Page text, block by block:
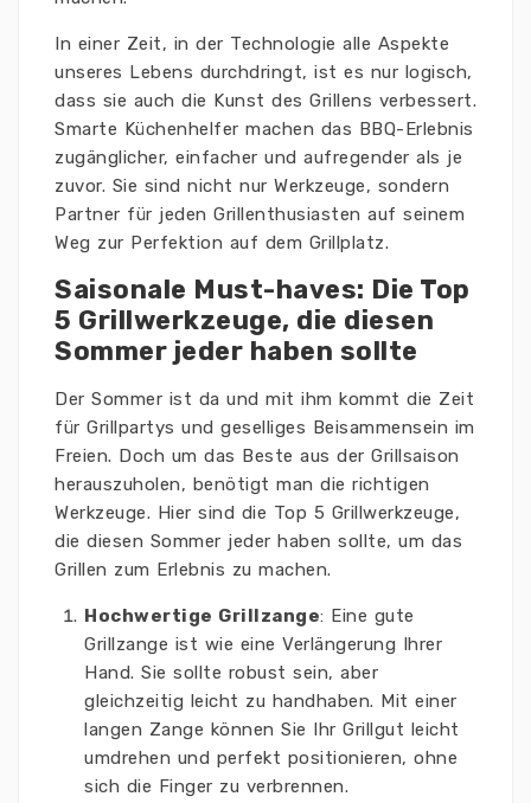
In einer Zeit, in der Technologie alle Aspekte
unseres Lebens durchdringt, ist es nur logisch,
dass sie auch die Kunst des Grillens verbessert.
Smarte Küchenhelfer machen das BBQ-Erlebnis
zugänglicher, einfacher und aufregender als je
zuvor. Sie sind nicht nur Werkzeuge, sondern
Partner für jeden Grillenthusiasten auf seinem
Weg zur Perfektion auf dem Grillplatz.
Saisonale Must-haves: Die Top
5 Grillwerkzeuge, die diesen
Sommer jeder haben sollte
Der Sommer ist da und mit ihm kommt die Zeit
für Grillpartys und geselliges Beisammensein im
Freien. Doch um das Beste aus der Grillsaison
herauszuholen, benötigt man die richtigen
Werkzeuge. Hier sind die Top 5 Grillwerkzeuge,
die diesen Sommer jeder haben sollte, um das
Grillen zum Erlebnis zu machen.
Hochwertige Grillzange: Eine gute
Grillzange ist wie eine Verlängerung Ihrer
Hand. Sie sollte robust sein, aber
gleichzeitig leicht zu handhaben. Mit einer
langen Zange können Sie Ihr Grillgut leicht
umdrehen und perfekt positionieren, ohne
sich die Finger zu verbrennen.